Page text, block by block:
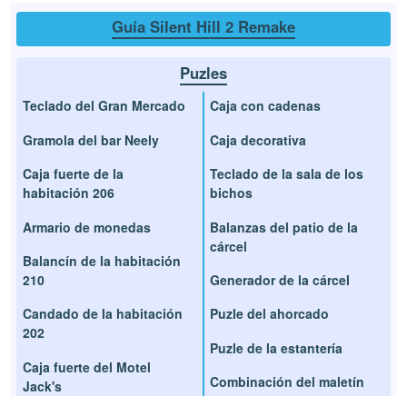
Guía Silent Hill 2 Remake
Puzles
Teclado del Gran Mercado
Gramola del bar Neely
Caja fuerte de la
habitación 206
Armario de monedas
Balancín de la habitación
210
Candado de la habitación
202
Caja fuerte del Motel
Jack's
Caja con cadenas
Caja decorativa
Teclado de la sala de los
bichos
Balanzas del patio de la
cárcel
Generador de la cárcel
Puzle del ahorcado
Puzle de la estantería
Combinación del maletín